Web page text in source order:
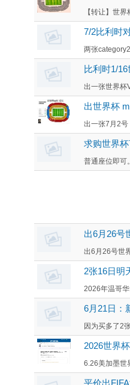
【转让】世
7/2比利时
两张
比利时1/
出一张世界杯
出世界杯
出一张7月2号
求购世界
普通座位即可
出6月26号
出6月26号世
2张16日明
2026年温哥
6月21日：
因为买多了2
2026世界
6.26美加墨世
平价出